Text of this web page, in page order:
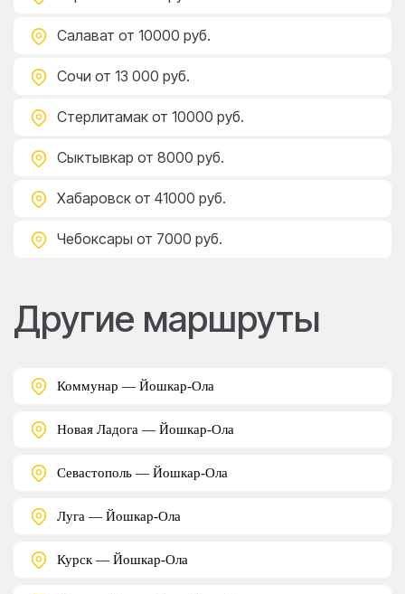
Салават от 10000 руб.
Сочи от 13 000 руб.
Стерлитамак от 10000 руб.
Сыктывкар от 8000 руб.
Хабаровск от 41000 руб.
Чебоксары от 7000 руб.
Другие маршруты
Коммунар — Йошкар-Ола
Новая Ладога — Йошкар-Ола
Севастополь — Йошкар-Ола
Луга — Йошкар-Ола
Курск — Йошкар-Ола